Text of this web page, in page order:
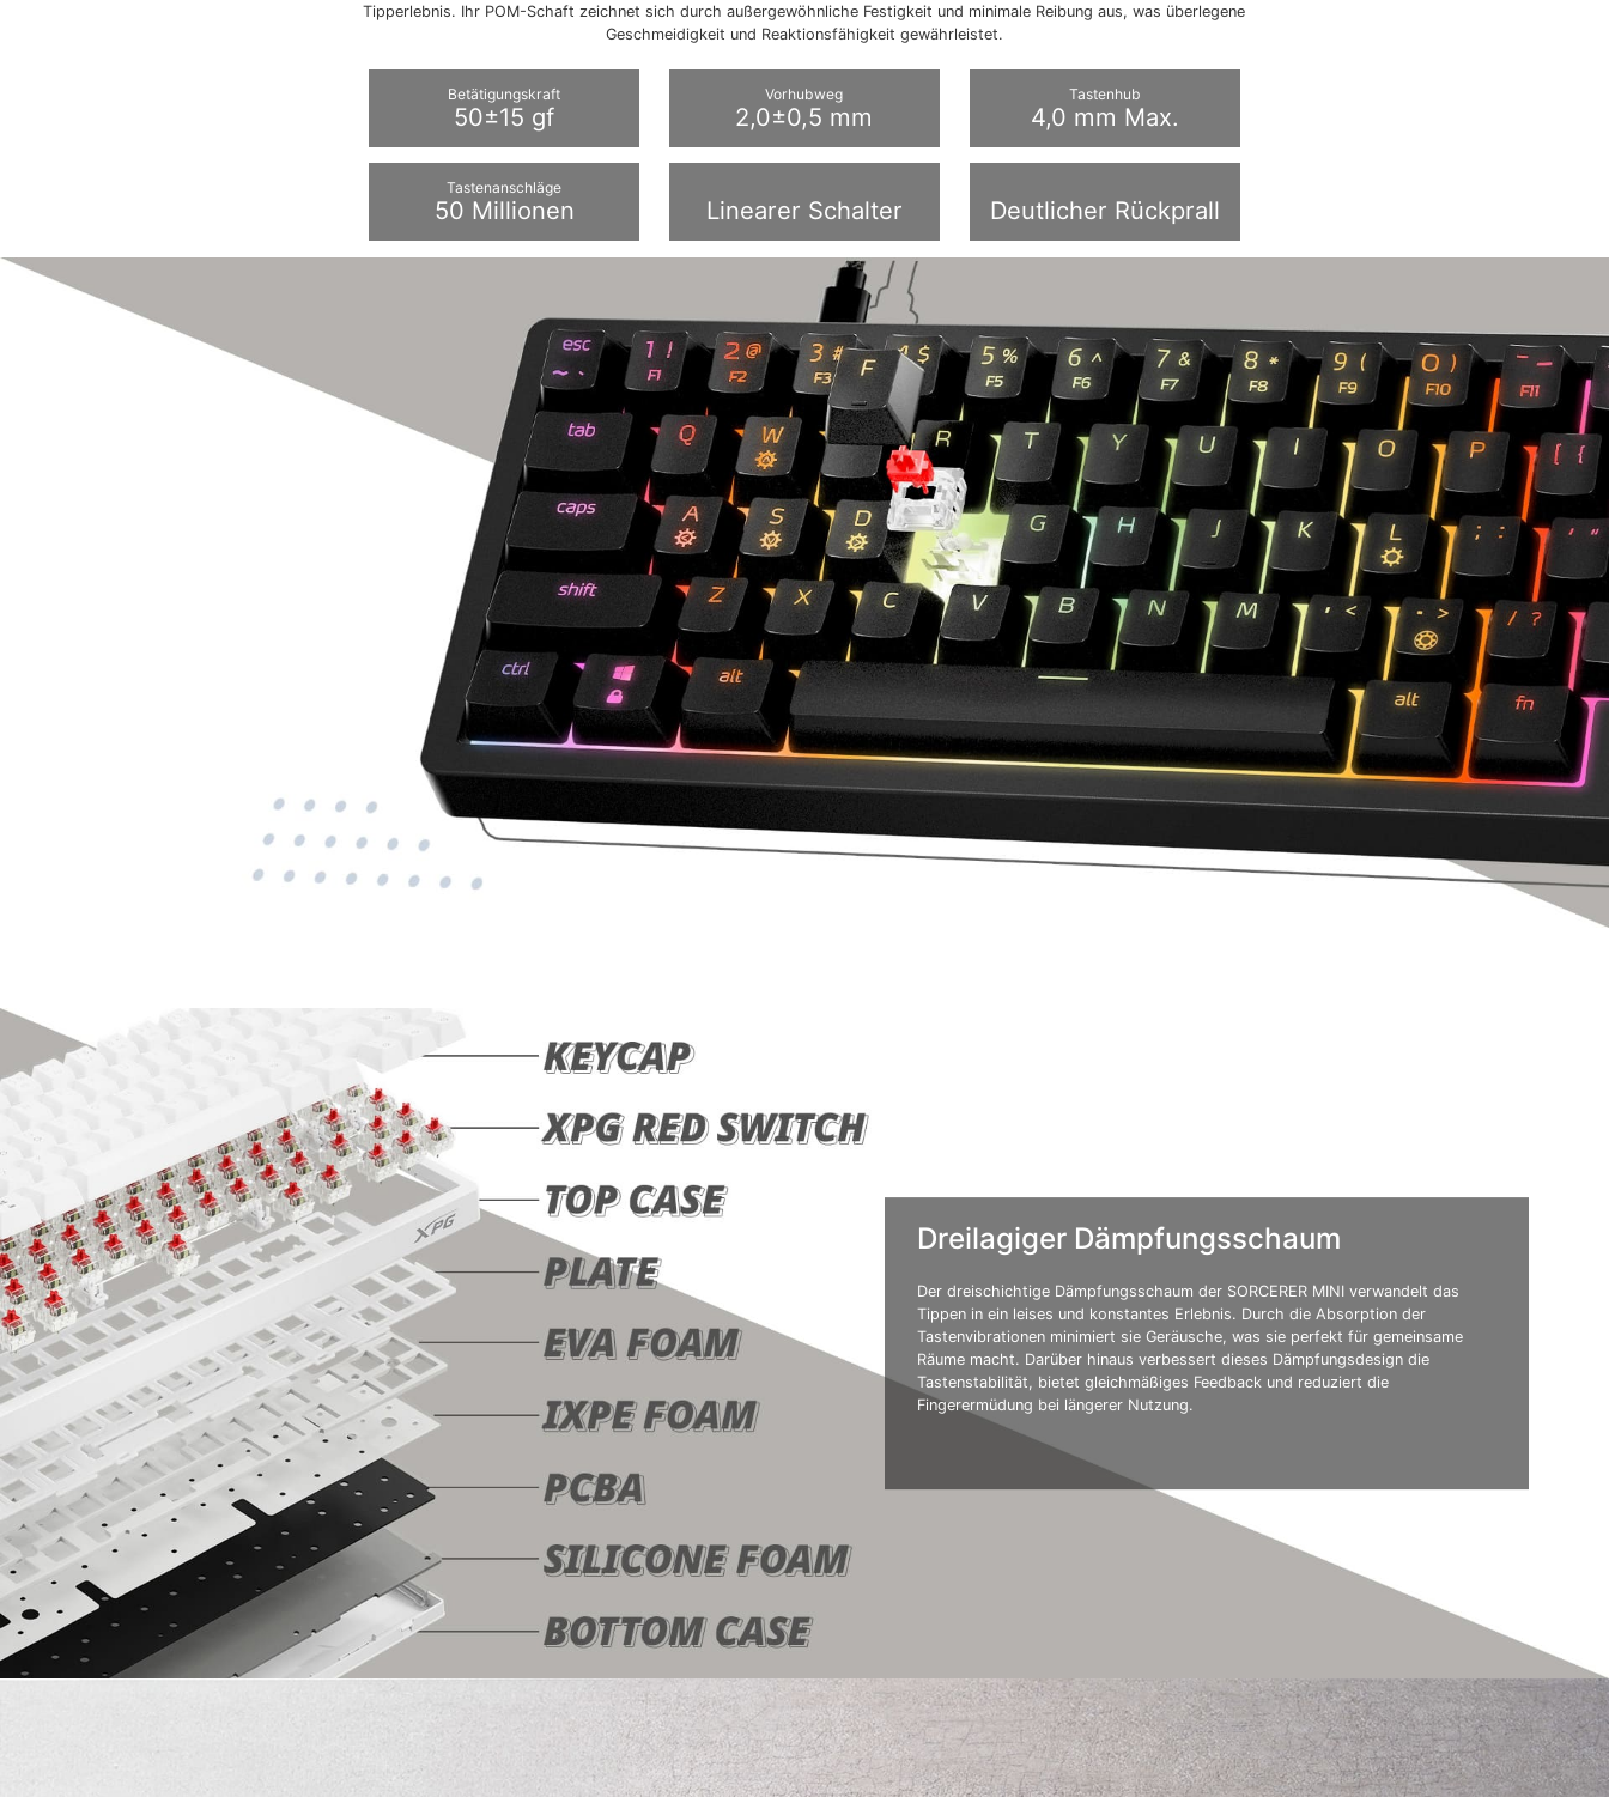
Tipperlebnis. Ihr POM-Schaft zeichnet sich durch außergewöhnliche Festigkeit und minimale Reibung aus, was überlegene
Geschmeidigkeit und Reaktionsfähigkeit gewährleistet.
Betätigungskraft
50±15 gf
Vorhubweg
2,0±0,5 mm
Tastenhub
4,0 mm Max.
Tastenanschläge
50 Millionen Linearer Schalter Deutlicher Rückprall
Dreilagiger Dämpfungsschaum
Der dreischichtige Dämpfungsschaum der SORCERER MINI verwandelt das
Tippen in ein leises und konstantes Erlebnis. Durch die Absorption der
Tastenvibrationen minimiert sie Geräusche, was sie perfekt für gemeinsame
Räume macht. Darüber hinaus verbessert dieses Dämpfungsdesign die
Tastenstabilität, bietet gleichmäßiges Feedback und reduziert die
Fingerermüdung bei längerer Nutzung.